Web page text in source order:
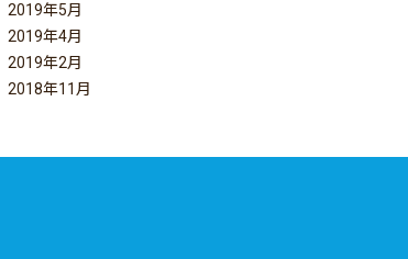
2019年5月
2019年4月
2019年2月
2018年11月